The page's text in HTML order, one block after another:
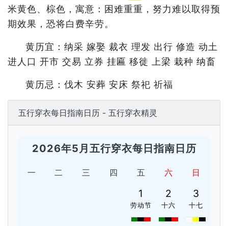
米黄色、棕色，寓意：困难重重，努力难以取得预
期效果，恐将白费辛劳。
黄历宜：纳采 嫁娶 裁衣 理发 出行 修造 动土
进人口 开市 交易 立券 挂匾 移徙 上梁 栽种 纳畜
黄历忌：伐木 安葬 安床 祭祀 祈福
五行穿衣每日指南日历 - 五行穿衣精灵
2026年5月五行穿衣每日指南日历
一 二 三 四 五 六 日
1
劳动节
2
十六
3
十七